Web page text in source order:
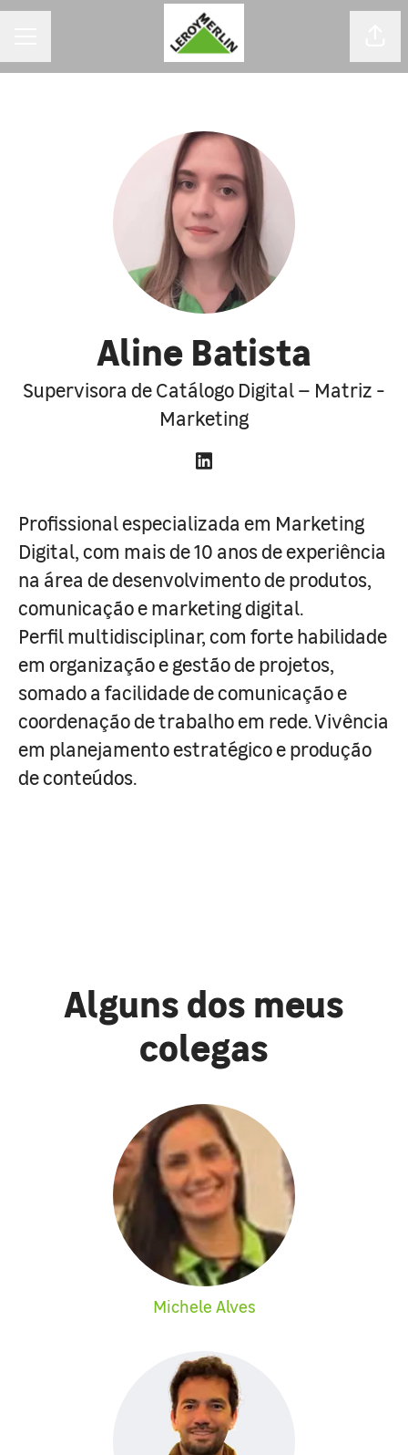
Aline Batista
Supervisora de Catálogo Digital – Matriz -
Marketing
Profissional especializada em Marketing
Digital, com mais de 10 anos de experiência
na área de desenvolvimento de produtos,
comunicação e marketing digital.
Perfil multidisciplinar, com forte habilidade
em organização e gestão de projetos,
somado a facilidade de comunicação e
coordenação de trabalho em rede. Vivência
em planejamento estratégico e produção
de conteúdos.
Alguns dos meus
colegas
Michele Alves